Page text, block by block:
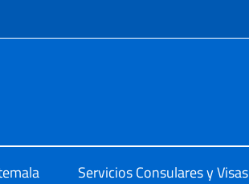
y menú
Servicios Consulares y Visas